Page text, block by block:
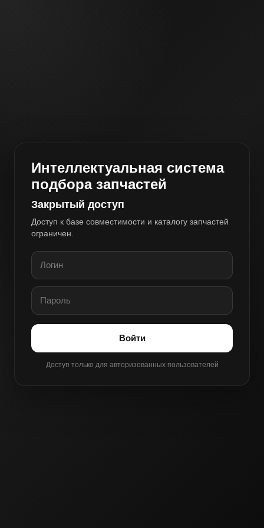
Интеллектуальная система
подбора запчастей
Закрытый доступ
Доступ к базе совместимости и каталогу запчастей
ограничен.
Войти
Доступ только для авторизованных пользователей